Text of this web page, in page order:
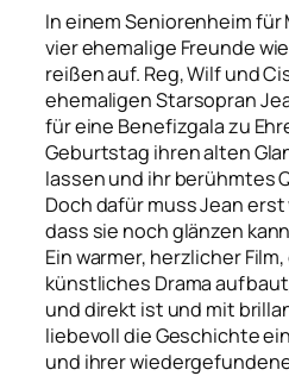
In einem Seniorenheim
vier ehemalige Freunde
reißen auf. Reg, Wilf und
ehemaligen Starsopran
für eine Benefizgala zu
Geburtstag ihren alten
lassen und ihr berühmtes
Doch dafür muss Jean
dass sie noch glänzen
Ein warmer, herzlicher
künstliches Drama
und direkt ist und mit
liebevoll die Geschichte
und ihrer